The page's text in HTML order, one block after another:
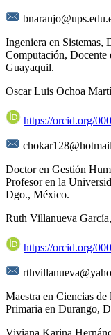
Ingeniera en Sistemas,
Computación, Docente
Guayaquil.
Oscar Luis Ochoa
https://orcid.org/
Doctor en Gestión
Profesor en la
Dgo., México.
Ruth Villanueva García,
https://orcid.org/
Maestra en Ciencias
Primaria en Durango,
Viviana Karina